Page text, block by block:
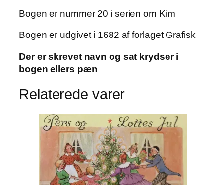
Bogen er nummer 20 i serien om Kim
Bogen er udgivet i 1682 af forlaget Grafisk
Der er skrevet navn og sat krydser i
bogen ellers pæn
Relaterede varer